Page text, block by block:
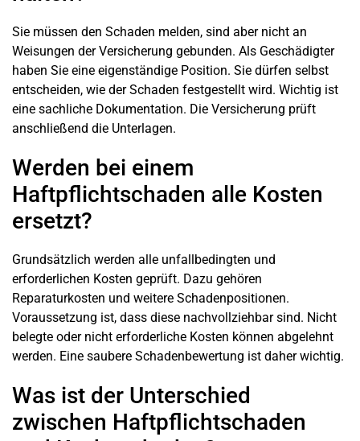
Sie müssen den Schaden melden, sind aber nicht an
Weisungen der Versicherung gebunden. Als Geschädigter
haben Sie eine eigenständige Position. Sie dürfen selbst
entscheiden, wie der Schaden festgestellt wird. Wichtig ist
eine sachliche Dokumentation. Die Versicherung prüft
anschließend die Unterlagen.
Werden bei einem
Haftpflichtschaden alle Kosten
ersetzt?
Grundsätzlich werden alle unfallbedingten und
erforderlichen Kosten geprüft. Dazu gehören
Reparaturkosten und weitere Schadenpositionen.
Voraussetzung ist, dass diese nachvollziehbar sind. Nicht
belegte oder nicht erforderliche Kosten können abgelehnt
werden. Eine saubere Schadenbewertung ist daher wichtig.
Was ist der Unterschied
zwischen Haftpflichtschaden